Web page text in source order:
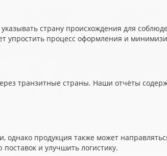
страну происхождения для
упростить процесс оформления и
транзитные страны. Наши отчёты
однако продукция также может
и улучшить логистику.